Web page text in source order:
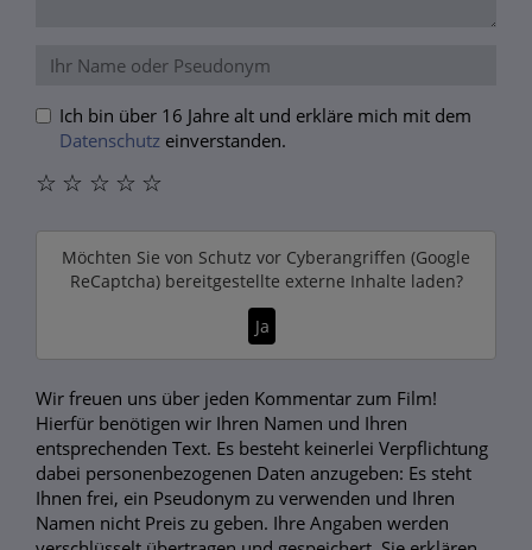
Ich bin über 16 Jahre alt und erkläre mich mit dem
Datenschutz einverstanden.
☆
☆
☆
☆
☆
Möchten Sie von Schutz vor Cyberangriffen (Google
ReCaptcha)bereitgestellte externe Inhalte laden?
Ja
Wir freuen uns über jeden Kommentar zum Film!
Hierfür benötigen wir Ihren Namen und Ihren
entsprechenden Text. Es besteht keinerlei Verpflichtung
dabei personenbezogenen Daten anzugeben: Es steht
Ihnen frei, ein Pseudonym zu verwenden und Ihren
Namen nicht Preis zu geben. Ihre Angaben werden